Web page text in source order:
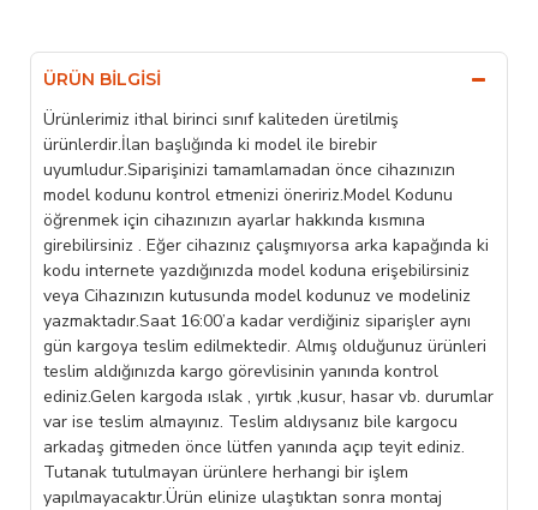
ÜRÜN BILGISI
Ürünlerimiz ithal birinci sınıf kaliteden üretilmiş
ürünlerdir.İlan başlığında ki model ile birebir
uyumludur.Siparişinizi tamamlamadan önce cihazınızın
model kodunu kontrol etmenizi öneririz.Model Kodunu
öğrenmek için cihazınızın ayarlar hakkında kısmına
girebilirsiniz . Eğer cihazınız çalışmıyorsa arka kapağında ki
kodu internete yazdığınızda model koduna erişebilirsiniz
veya Cihazınızın kutusunda model kodunuz ve modeliniz
yazmaktadır.Saat 16:00’a kadar verdiğiniz siparişler aynı
gün kargoya teslim edilmektedir. Almış olduğunuz ürünleri
teslim aldığınızda kargo görevlisinin yanında kontrol
ediniz.Gelen kargoda ıslak , yırtık ,kusur, hasar vb. durumlar
var ise teslim almayınız. Teslim aldıysanız bile kargocu
arkadaş gitmeden önce lütfen yanında açıp teyit ediniz.
Tutanak tutulmayan ürünlere herhangi bir işlem
yapılmayacaktır.Ürün elinize ulaştıktan sonra montaj